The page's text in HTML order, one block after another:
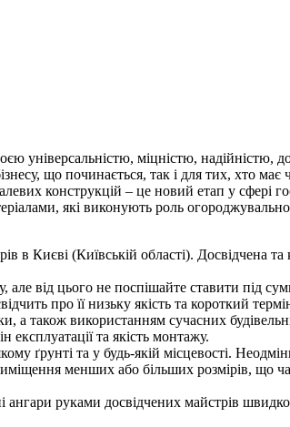
універсальністю, міцністю, надійністю,
що починається, так і для тих, хто має
конструкцій – це новий етап у сфері
які виконують роль огороджувальної
в Києві (Київській області). Досвідчена та
від цього не поспішайте ставити під
про її низьку якість та короткий
а також використанням сучасних
та якість монтажу.
ґрунті та у будь-якій місцевості.
менших або більших розмірів, що
ангари руками досвідчених майстрів